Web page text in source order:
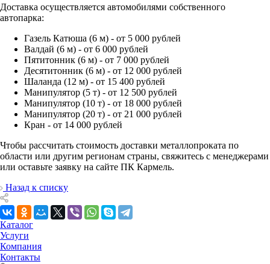
Доставка осуществляется автомобилями собственного
автопарка:
Газель Катюша (6 м) - от 5 000 рублей
Валдай (6 м) - от 6 000 рублей
Пятитонник (6 м) - от 7 000 рублей
Десятитонник (6 м) - от 12 000 рублей
Шаланда (12 м) - от 15 400 рублей
Манипулятор (5 т) - от 12 500 рублей
Манипулятор (10 т) - от 18 000 рублей
Манипулятор (20 т) - от 21 000 рублей
Кран - от 14 000 рублей
Чтобы рассчитать стоимость доставки металлопроката по
области или другим регионам страны, свяжитесь с менеджерами
или оставьте заявку на сайте ПК Кармель.
Назад к списку
Каталог
Услуги
Компания
Контакты